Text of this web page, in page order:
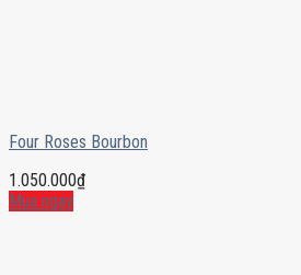
Four Roses Bourbon
1.050.000₫
Mua ngay